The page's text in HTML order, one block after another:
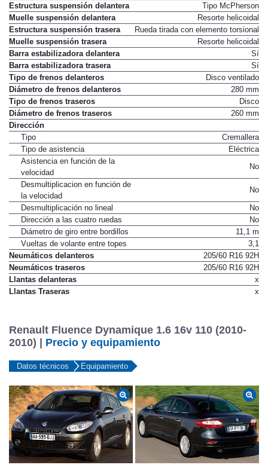
Estructura suspensión delantera
Tipo McPherson
Muelle suspensión delantera
Resorte helicoidal
Estructura suspensión trasera
Rueda tirada con elemento torsional
Muelle suspensión trasera
Resorte helicoidal
Barra estabilizadora delantera
Sí
Barra estabilizadora trasera
Sí
Tipo de frenos delanteros
Disco ventilado
Diámetro de frenos delanteros
280 mm
Tipo de frenos traseros
Disco
Diámetro de frenos traseros
260 mm
Dirección
Tipo
Cremallera
Tipo de asistencia
Eléctrica
Asistencia en función de la
velocidad
No
Desmultiplicacion en función de
la velocidad
No
Desmultiplicación no lineal
No
Dirección a las cuatro ruedas
No
Diámetro de giro entre bordillos
11,1 m
Vueltas de volante entre topes
3,1
Neumáticos delanteros
205/60 R16 92H
Neumáticos traseros
205/60 R16 92H
Llantas delanteras
x
Llantas Traseras
x
Renault Fluence Dynamique 1.6 16v 110 (2010-
2010) | Precio y equipamiento
Datos técnicos Equipamiento